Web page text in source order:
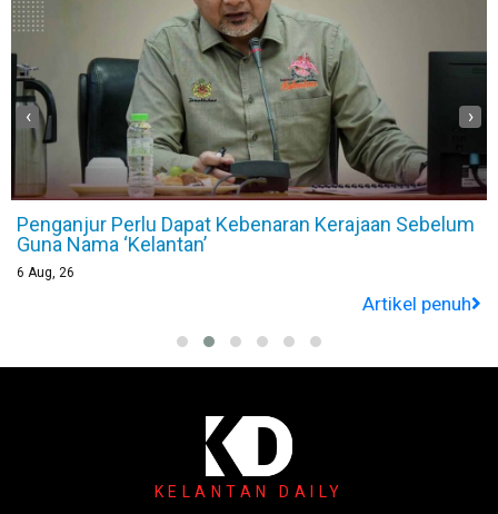
Malaysia Tidak Akan Pulangkan 5,000 Rohingya Jika
Berdepan Ancaman
6 Aug, 26
Artikel penuh
‹ ›
KELANTAN DAILY